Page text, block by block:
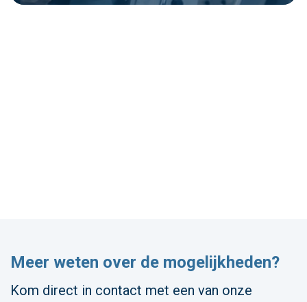
Meer weten over de mogelijkheden?
Kom direct in contact met een van onze